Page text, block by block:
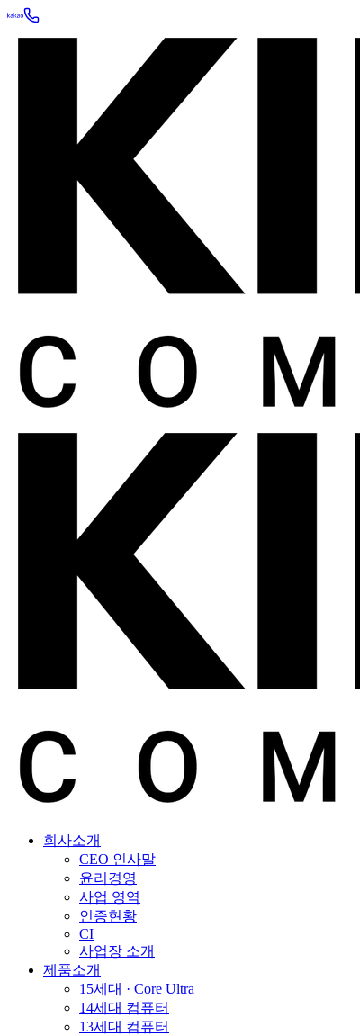
회사소개
CEO 인사말
윤리경영
사업 영역
인증현황
CI
사업장 소개
제품소개
15세대 · Core Ultra
14세대 컴퓨터
13세대 컴퓨터